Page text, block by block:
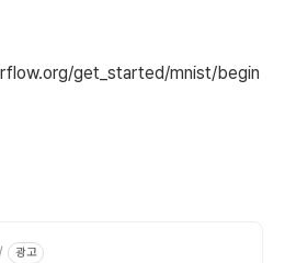
get_started/mnist/begin
광고